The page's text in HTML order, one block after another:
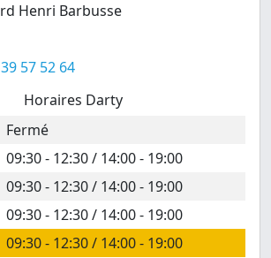
Henri Barbusse
57 52 64
Horaires Darty
Fermé
09:30 - 12:30 / 14:00 - 19:00
09:30 - 12:30 / 14:00 - 19:00
09:30 - 12:30 / 14:00 - 19:00
09:30 - 12:30 / 14:00 - 19:00